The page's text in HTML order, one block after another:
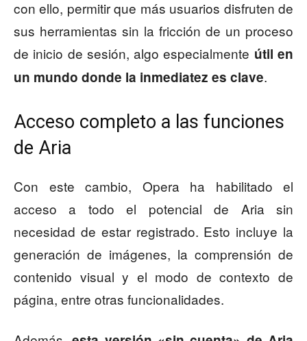
con ello, permitir que más usuarios disfruten de
sus herramientas sin la fricción de un proceso
de inicio de sesión, algo especialmente útil en
un mundo donde la inmediatez es clave.
Acceso completo a las funciones
de Aria
Con este cambio, Opera ha habilitado el
acceso a todo el potencial de Aria sin
necesidad de estar registrado. Esto incluye la
generación de imágenes, la comprensión de
contenido visual y el modo de contexto de
página, entre otras funcionalidades.